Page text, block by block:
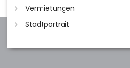
Vermietungen
Stadtportrait